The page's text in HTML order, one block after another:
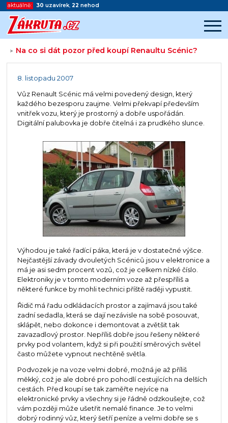
aktuálně: 30 uzavírek, 22 nehod
> Na co si dát pozor před koupí Renaultu Scénic?
Začátek reklamy
8. listopadu 2007
Vůz Renault Scénic má velmi povedený design, který
každého bezesporu zaujme. Velmi překvapí především
vnitřek vozu, který je prostorný a dobře uspořádán.
Digitální palubovka je dobře čitelná i za prudkého slunce.
Výhodou je také řadící páka, která je v dostatečné výšce.
Nejčastější závady dvouletých Scéniců jsou v elektronice a
má je asi sedm procent vozů, což je celkem nízké číslo.
Elektroniky je v tomto moderním voze až přespříliš a
některé funkce by mohli technici příště raději vypustit.
Řidič má řadu odkládacích prostor a zajímavá jsou také
zadní sedadla, která se dají nezávisle na sobě posouvat,
sklápět, nebo dokonce i demontovat a zvětšit tak
zavazadlový prostor. Nepříliš dobře jsou řešeny některé
prvky pod volantem, když si při použití směrových světel
často můžete vypnout nechtěně světla.
Podvozek je na voze velmi dobré, možná je až příliš
měkký, což je ale dobré pro pohodlí cestujících na delších
cestách. Před koupí se tak zaměřte nejvíce na
elektronické prvky a všechny si je řádně odzkoušejte, což
vám později může ušetřit nemalé finance. Je to velmi
dobrý rodinný vůz, který šetří peníze a velmi dobře se s